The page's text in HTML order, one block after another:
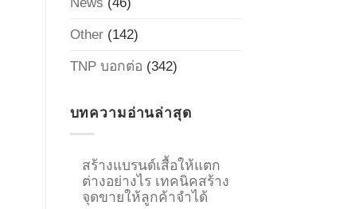
Other(142)
TNP บอกต่อ (342)
บทความอ่านล่าสุด
สร้างแบรนด์เสื้อให้แตก
ต่างอย่างไร เทคนิคสร้าง
จุดขายให้ลูกค้าจำได้